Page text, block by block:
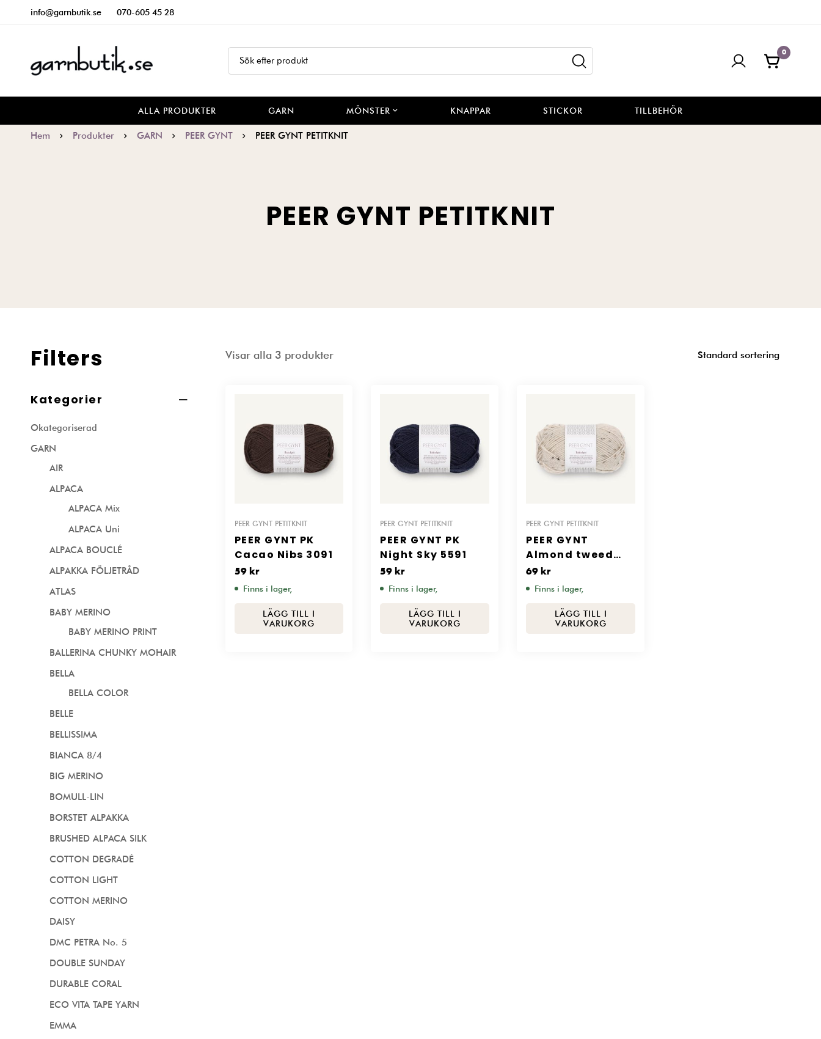
info@garnbutik.se 070-605 45 28
0
ALLA PRODUKTER GARN MÖNSTER KNAPPAR STICKOR TILLBEHÖR
Hem Produkter GARN PEER GYNT PEER GYNT PETITKNIT
PEER GYNT PETITKNIT
Filters
Kategorier
Okategoriserad
GARN
AIR
ALPACA
ALPACA Mix
ALPACA Uni
ALPACA BOUCLÉ
ALPAKKA FÖLJETRÅD
ATLAS
BABY MERINO
BABY MERINO PRINT
BALLERINA CHUNKY MOHAIR
BELLA
BELLA COLOR
BELLE
BELLISSIMA
BIANCA 8/4
BIG MERINO
BOMULL-LIN
BORSTET ALPAKKA
BRUSHED ALPACA SILK
COTTON DEGRADÉ
COTTON LIGHT
COTTON MERINO
DAISY
DMC PETRA No. 5
DOUBLE SUNDAY
DURABLE CORAL
ECO VITA TAPE YARN
EMMA
Visar alla 3 produkter Standard sortering
PEER GYNT PETITKNIT
PEER GYNT PK
Cacao Nibs 3091
59 kr
Finns i lager,
LÄGG TILL I
VARUKORG
PEER GYNT PETITKNIT
PEER GYNT PK
Night Sky 5591
59 kr
Finns i lager,
LÄGG TILL I
VARUKORG
PEER GYNT PETITKNIT
PEER GYNT
Almond tweed
2512
69 kr
Finns i lager,
LÄGG TILL I
VARUKORG